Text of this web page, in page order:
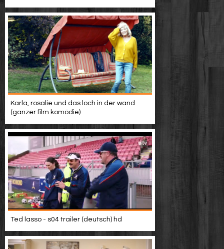
Karla, rosalie und das loch in der wand
(ganzer film komödie)
Ted lasso - s04 trailer (deutsch) hd